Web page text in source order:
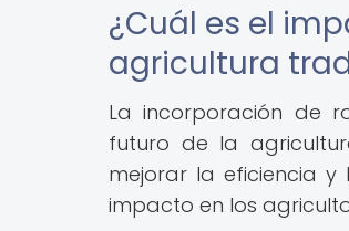
¿Cuál es el
agricultura
La incorporación de
futuro de la
mejorar la eficiencia
impacto en los